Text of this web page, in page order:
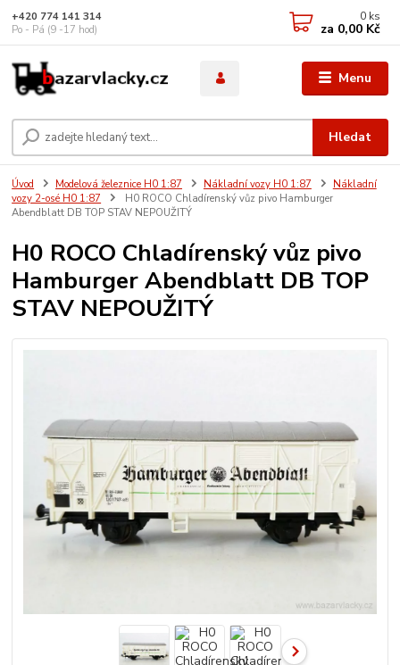
Menu
Hledat
+420 774 141 314
Po - Pá (9 -17 hod)
0 ks
za 0,00 Kč
Úvod Modelová železnice H0 1:87 Nákladní vozy H0 1:87
Nákladní
vozy 2-osé H0 1:87
H0 ROCO Chladírenský vůz pivo Hamburger
Abendblatt DB TOP STAV NEPOUŽITÝ
H0 ROCO Chladírenský vůz pivo
Hamburger Abendblatt DB TOP
STAV NEPOUŽITÝ